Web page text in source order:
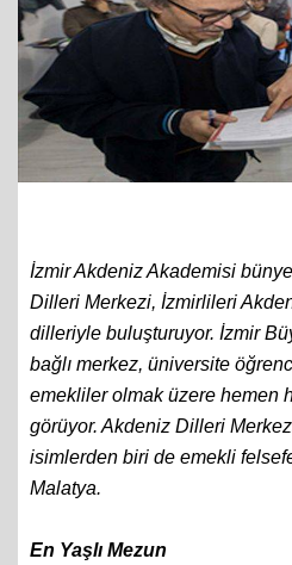
İzmir Akdeniz Akademisi
Dilleri Merkezi, İzmirlileri
dilleriyle buluşturuyor. İzmir
bağlı merkez, üniversite
emekliler olmak üzere hemen
görüyor. Akdeniz Dilleri
isimlerden biri de emekli
Malatya.
En Yaşlı Mezun